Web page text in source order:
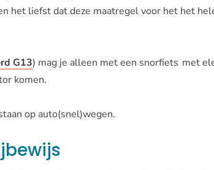
het liefst dat deze maatregel voor het het
G13) mag je alleen met een snorfiets met
komen.
op auto(snel)wegen.